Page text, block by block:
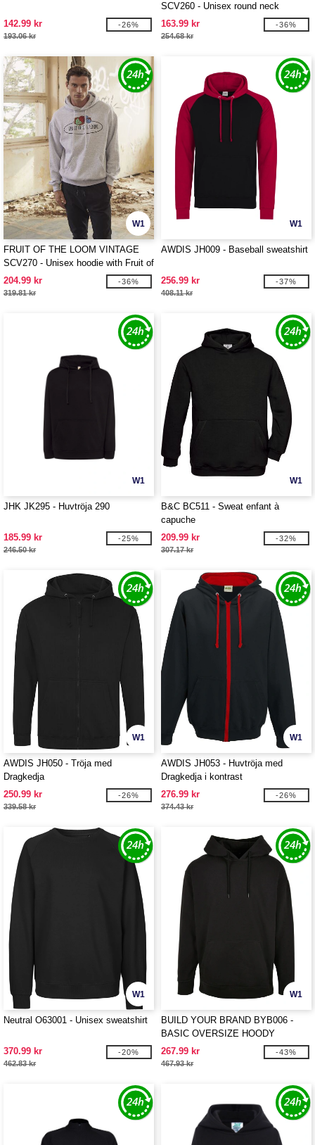
142.99 kr
193.06 kr
-26%
SCV260 - Unisex round neck
sweatshirt with Fruit of the Loom
logo
163.99 kr
254.68 kr
-36%
W1
FRUIT OF THE LOOM VINTAGE
SCV270 - Unisex hoodie with Fruit of
the Loom logo
204.99 kr
319.81 kr
-36%
W1
AWDIS JH009 - Baseball sweatshirt
256.99 kr
408.11 kr
-37%
W1
JHK JK295 - Huvtröja 290
185.99 kr
246.50 kr
-25%
W1
B&C BC511 - Sweat enfant à
capuche
209.99 kr
307.17 kr
-32%
W1
AWDIS JH050 - Tröja med
Dragkedja
250.99 kr
339.58 kr
-26%
W1
AWDIS JH053 - Huvtröja med
Dragkedja i kontrast
276.99 kr
374.43 kr
-26%
W1
Neutral O63001 - Unisex sweatshirt
370.99 kr
462.83 kr
-20%
W1
BUILD YOUR BRAND BYB006 -
BASIC OVERSIZE HOODY
267.99 kr
467.93 kr
-43%